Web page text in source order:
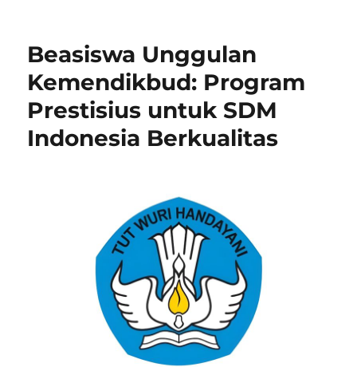
Beasiswa Unggulan
Kemendikbud: Program
Prestisius untuk SDM
Indonesia Berkualitas